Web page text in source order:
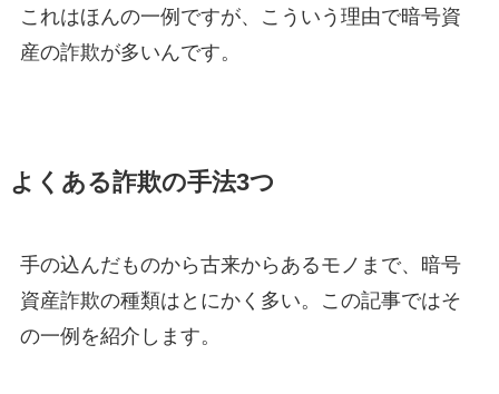
これはほんの一例ですが、こういう理由で暗号資
産の詐欺が多いんです。
よくある詐欺の手法3つ
手の込んだものから古来からあるモノまで、暗号
資産詐欺の種類はとにかく多い。この記事ではそ
の一例を紹介します。